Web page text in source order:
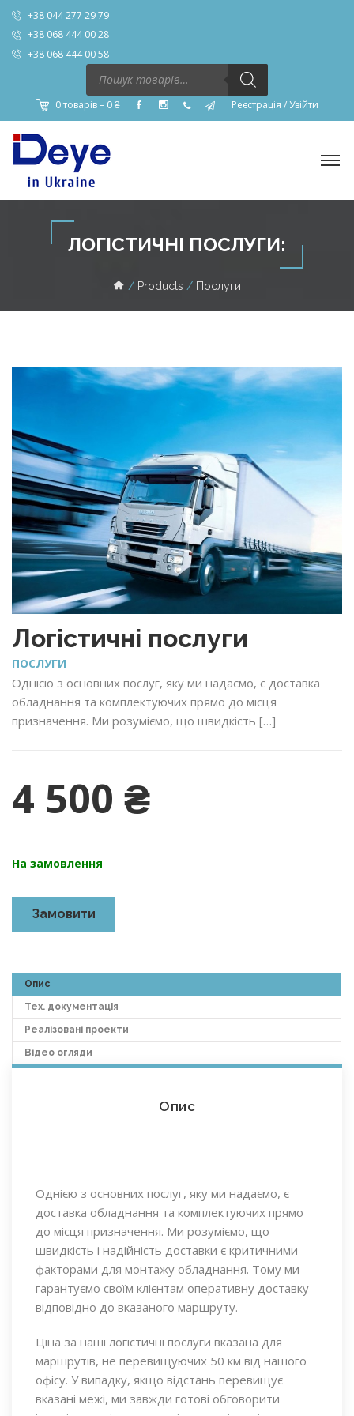
+38 044 277 29 79
+38 068 444 00 28
+38 068 444 00 58
Пошук
товарів
0 товарів – 0₴ Реєстрація /Увійти
ЛОГІСТИЧНІ ПОСЛУГИ:
Products Послуги
Логістичні послуги
ПОСЛУГИ
Однією з основних послуг, яку ми надаємо, є доставка
обладнання та комплектуючих прямо до місця
призначення. Ми розуміємо, що швидкість […]
4 500 ₴
На замовлення
Замовити
Опис
Тех. документація
Реалізовані проекти
Відео огляди
Опис
Однією з основних послуг, яку ми надаємо, є
доставка обладнання та комплектуючих прямо
до місця призначення. Ми розуміємо, що
швидкість і надійність доставки є критичними
факторами для монтажу обладнання. Тому ми
гарантуємо своїм клієнтам оперативну доставку
відповідно до вказаного маршруту.
Ціна за наші логістичні послуги вказана для
маршрутів, не перевищуючих 50 км від нашого
офісу. У випадку, якщо відстань перевищує
вказані межі, ми завжди готові обговорити